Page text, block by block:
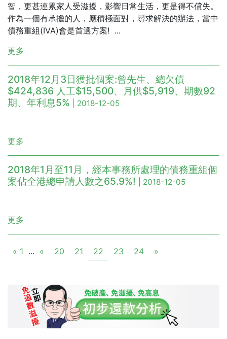
智，更甚連累家人受滋擾，影響日常生活，更是得不償失。
作為一個有承擔的人，應積極面對，尋求解決的辦法，當中
債務重組(IVA)會是首選方案! ...
更多
2018年12月3日獲批個案:曾先生、總欠債
$424,836 人工$15,500、月供$5,919、期數92
期、年利息5%
| 2018-12-05
更多
2018年1月至11月，經本事務所處理的債務重組個
案佔全港總申請人數之65.9%!
| 2018-12-05
更多
« 1 ... « 20 21 22 23 24 »